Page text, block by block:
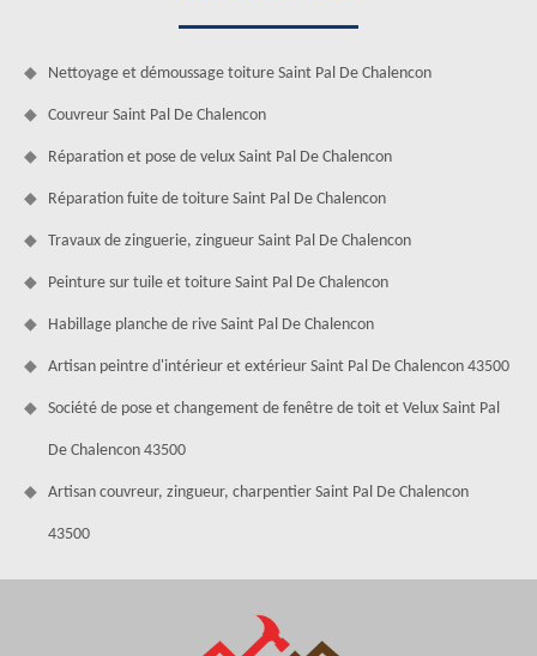
Nettoyage et démoussage toiture Saint Pal De Chalencon
Couvreur Saint Pal De Chalencon
Réparation et pose de velux Saint Pal De Chalencon
Réparation fuite de toiture Saint Pal De Chalencon
Travaux de zinguerie, zingueur Saint Pal De Chalencon
Peinture sur tuile et toiture Saint Pal De Chalencon
Habillage planche de rive Saint Pal De Chalencon
Artisan peintre d'intérieur et extérieur Saint Pal De Chalencon 43500
Société de pose et changement de fenêtre de toit et Velux Saint Pal
De Chalencon 43500
Artisan couvreur, zingueur, charpentier Saint Pal De Chalencon
43500